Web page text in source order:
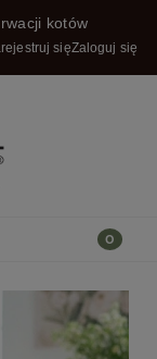
kotów
sięZaloguj się